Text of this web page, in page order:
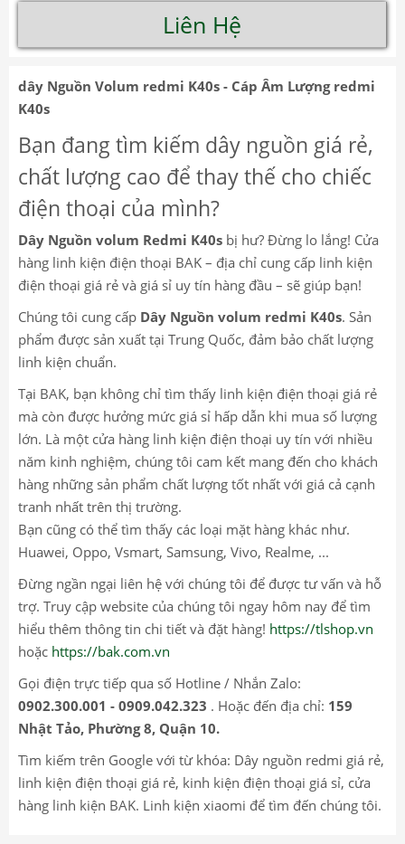
Liên Hệ
dây Nguồn Volum redmi K40s - Cáp Âm Lượng redmi
K40s
Bạn đang tìm kiếm dây nguồn giá rẻ,
chất lượng cao để thay thế cho chiếc
điện thoại của mình?
Dây Nguồn volum Redmi K40s bị hư? Đừng lo lắng! Cửa
hàng linh kiện điện thoại BAK – địa chỉ cung cấp linh kiện
điện thoại giá rẻ và giá sỉ uy tín hàng đầu – sẽ giúp bạn!
Chúng tôi cung cấp Dây Nguồn volum redmi K40s. Sản
phẩm được sản xuất tại Trung Quốc, đảm bảo chất lượng
linh kiện chuẩn.
Tại BAK, bạn không chỉ tìm thấy linh kiện điện thoại giá rẻ
mà còn được hưởng mức giá sỉ hấp dẫn khi mua số lượng
lớn. Là một cửa hàng linh kiện điện thoại uy tín với nhiều
năm kinh nghiệm, chúng tôi cam kết mang đến cho khách
hàng những sản phẩm chất lượng tốt nhất với giá cả cạnh
tranh nhất trên thị trường.
Bạn cũng có thể tìm thấy các loại mặt hàng khác như.
Huawei, Oppo, Vsmart, Samsung, Vivo, Realme, ...
Đừng ngần ngại liên hệ với chúng tôi để được tư vấn và hỗ
trợ. Truy cập website của chúng tôi ngay hôm nay để tìm
hiểu thêm thông tin chi tiết và đặt hàng! https://tlshop.vn
hoặc https://bak.com.vn
Gọi điện trực tiếp qua số Hotline / Nhắn Zalo:
0902.300.001 - 0909.042.323 . Hoặc đến địa chỉ: 159
Nhật Tảo, Phường 8, Quận 10.
Tìm kiếm trên Google với từ khóa: Dây nguồn redmi giá rẻ,
linh kiện điện thoại giá rẻ, kinh kiện điện thoại giá sỉ, cửa
hàng linh kiện BAK. Linh kiện xiaomi để tìm đến chúng tôi.